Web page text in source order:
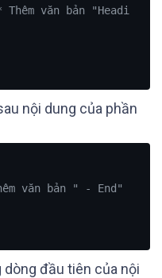
Thêm văn bản "Headi
nội dung của phần
văn bản " - End"
dòng đầu tiên của nội